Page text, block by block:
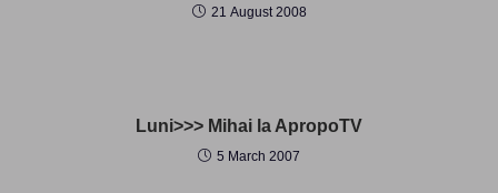
21 August 2008
Luni>>> Mihai la ApropoTV
5 March 2007